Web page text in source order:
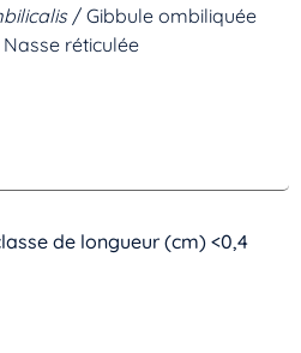
/ Gibbule ombiliquée
réticulée
de longueur (cm) <0,4